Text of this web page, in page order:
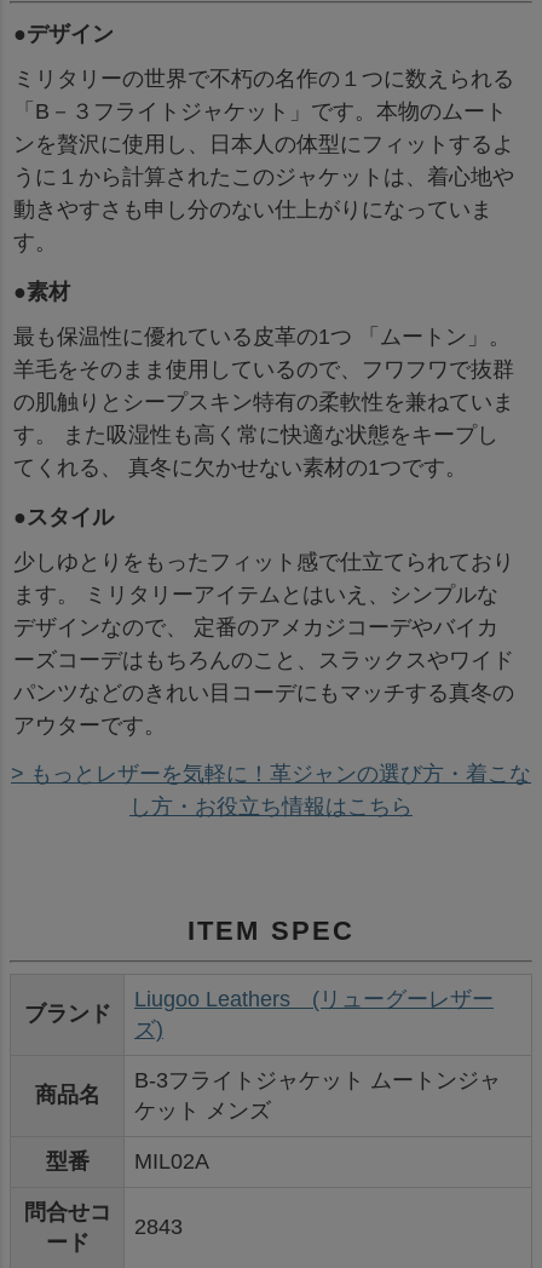
●デザイン
ミリタリーの世界で不朽の名作の１つに数えられる
「B－３フライトジャケット」です。本物のムート
ンを贅沢に使用し、日本人の体型にフィットするよ
うに１から計算されたこのジャケットは、着心地や
動きやすさも申し分のない仕上がりになっていま
す。
●素材
最も保温性に優れている皮革の1つ 「ムートン」。
羊毛をそのまま使用しているので、フワフワで抜群
の肌触りとシープスキン特有の柔軟性を兼ねていま
す。 また吸湿性も高く常に快適な状態をキープし
てくれる、 真冬に欠かせない素材の1つです。
●スタイル
少しゆとりをもったフィット感で仕立てられており
ます。 ミリタリーアイテムとはいえ、シンプルな
デザインなので、 定番のアメカジコーデやバイカ
ーズコーデはもちろんのこと、スラックスやワイド
パンツなどのきれい目コーデにもマッチする真冬の
アウターです。
> もっとレザーを気軽に！革ジャンの選び方・着こな
し方・お役立ち情報はこちら
ITEM SPEC
ブランド
Liugoo Leathers (リューグーレザー
ズ)
商品名
B-3フライトジャケット ムートンジャ
ケット メンズ
型番 MIL02A
問合せコ
ード
2843